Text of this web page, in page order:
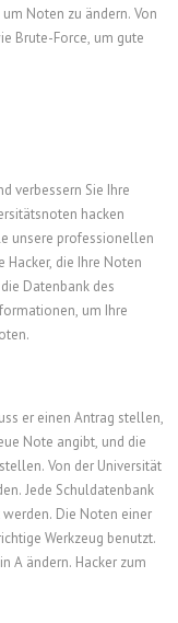
Noten zu ändern. Von
Brute-Force, um gute
verbessern Sie Ihre
hacken
unsere professionellen
Hacker, die Ihre Noten
Datenbank des
um Ihre
er einen Antrag stellen,
Note angibt, und die
Von der Universität
Jede Schuldatenbank
Die Noten einer
Werkzeug benutzt.
A ändern. Hacker zum